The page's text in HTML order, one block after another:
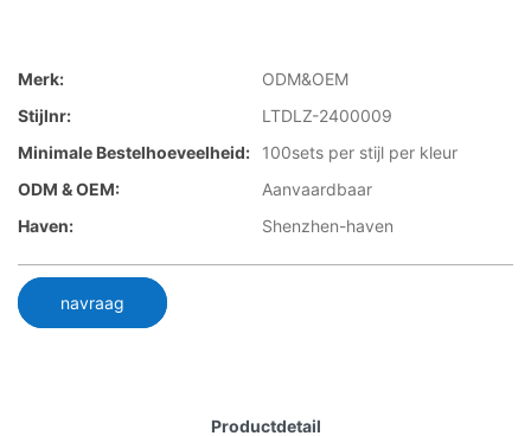
Merk:
ODM&OEM
Stijlnr:
LTDLZ-2400009
Minimale Bestelhoeveelheid:
100sets per stijl per kleur
ODM & OEM:
Aanvaardbaar
Haven:
Shenzhen-haven
navraag
Productdetail